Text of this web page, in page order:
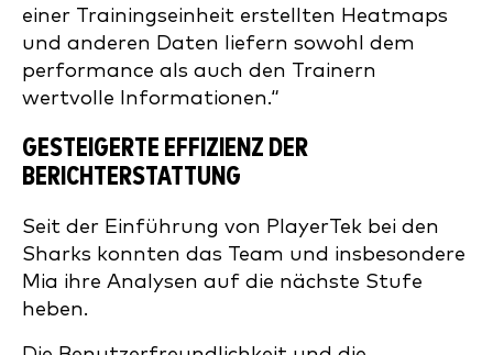
einer Trainingseinheit erstellten Heatmaps
und anderen Daten liefern sowohl dem
performance als auch den Trainern
wertvolle Informationen.“
GESTEIGERTE EFFIZIENZ DER
BERICHTERSTATTUNG
Seit der Einführung von PlayerTek bei den
Sharks konnten das Team und insbesondere
Mia ihre Analysen auf die nächste Stufe
heben.